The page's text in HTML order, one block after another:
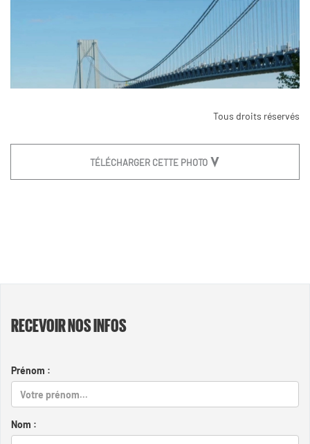
Tous droits réservés
TÉLÉCHARGER CETTE PHOTO
RECEVOIR NOS INFOS
Prénom :
Nom :